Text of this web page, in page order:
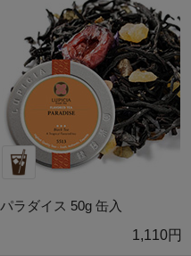
パラダイス 50g 缶入
1,110円